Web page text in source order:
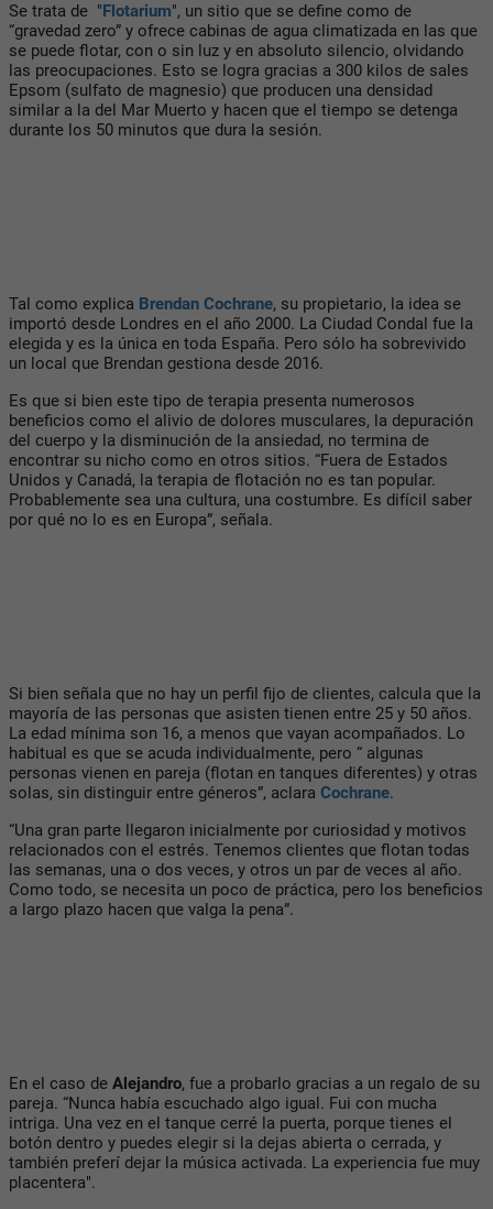
Se trata de "Flotarium", un sitio que se define como de
“gravedad zero” y ofrece cabinas de agua climatizada en las que
se puede flotar, con o sin luz y en absoluto silencio, olvidando
las preocupaciones. Esto se logra gracias a 300 kilos de sales
Epsom (sulfato de magnesio) que producen una densidad
similar a la del Mar Muerto y hacen que el tiempo se detenga
durante los 50 minutos que dura la sesión.
Tal como explica Brendan Cochrane, su propietario, la idea se
importó desde Londres en el año 2000. La Ciudad Condal fue la
elegida y es la única en toda España. Pero sólo ha sobrevivido
un local que Brendan gestiona desde 2016.
Es que si bien este tipo de terapia presenta numerosos
beneficios como el alivio de dolores musculares, la depuración
del cuerpo y la disminución de la ansiedad, no termina de
encontrar su nicho como en otros sitios. “Fuera de Estados
Unidos y Canadá, la terapia de flotación no es tan popular.
Probablemente sea una cultura, una costumbre. Es difícil saber
por qué no lo es en Europa”, señala.
Si bien señala que no hay un perfil fijo de clientes, calcula que la
mayoría de las personas que asisten tienen entre 25 y 50 años.
La edad mínima son 16, a menos que vayan acompañados. Lo
habitual es que se acuda individualmente, pero “ algunas
personas vienen en pareja (flotan en tanques diferentes) y otras
solas, sin distinguir entre géneros”, aclara Cochrane.
“Una gran parte llegaron inicialmente por curiosidad y motivos
relacionados con el estrés. Tenemos clientes que flotan todas
las semanas, una o dos veces, y otros un par de veces al año.
Como todo, se necesita un poco de práctica, pero los beneficios
a largo plazo hacen que valga la pena”.
En el caso de Alejandro, fue a probarlo gracias a un regalo de su
pareja. “Nunca había escuchado algo igual. Fui con mucha
intriga. Una vez en el tanque cerré la puerta, porque tienes el
botón dentro y puedes elegir si la dejas abierta o cerrada, y
también preferí dejar la música activada. La experiencia fue muy
placentera".